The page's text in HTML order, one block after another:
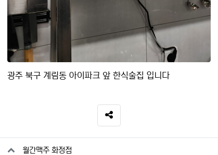
광주 북구 계림동 아이파크 앞 한식술집 입니다
SNS 공유
관련자료월간맥주 화정점